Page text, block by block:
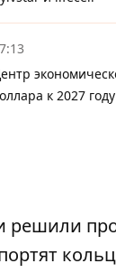
к 2027 году
решили